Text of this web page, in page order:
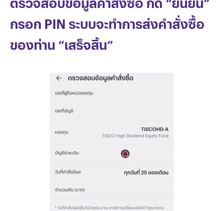
กรอก PIN ระบบจะทำการส่งคำสั่งซื้อ
ของท่าน “เสร็จสิ้น”